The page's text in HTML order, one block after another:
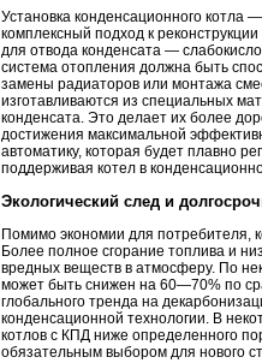
Установка конденсационного котла
комплексный подход к
для отвода конденсата —
система отопления должна быть
замены радиаторов или монтажа
изготавливаются из специальных
конденсата. Это делает их более
достижения максимальной
автоматику, которая будет плавно
поддерживая котел в
Экологический след и
Помимо экономии для потребителя,
Более полное сгорание топлива и
вредных веществ в атмосферу. По
может быть снижен на 60—70% по
глобального тренда на
конденсационной технологии. В
котлов с КПД ниже определенного
обязательным выбором для нового